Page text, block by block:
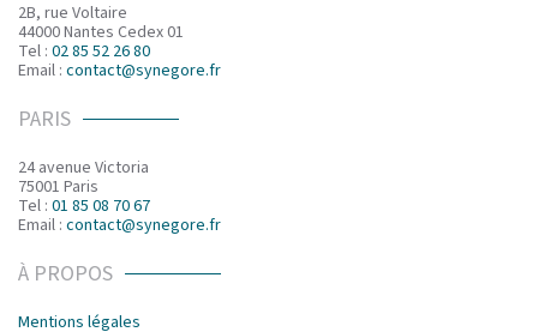
2B, rue Voltaire
44000 Nantes Cedex 01
Tel : 02 85 52 26 80
Email : contact@synegore.fr
PARIS
24 avenue Victoria
75001 Paris
Tel : 01 85 08 70 67
Email : contact@synegore.fr
À PROPOS
Mentions légales